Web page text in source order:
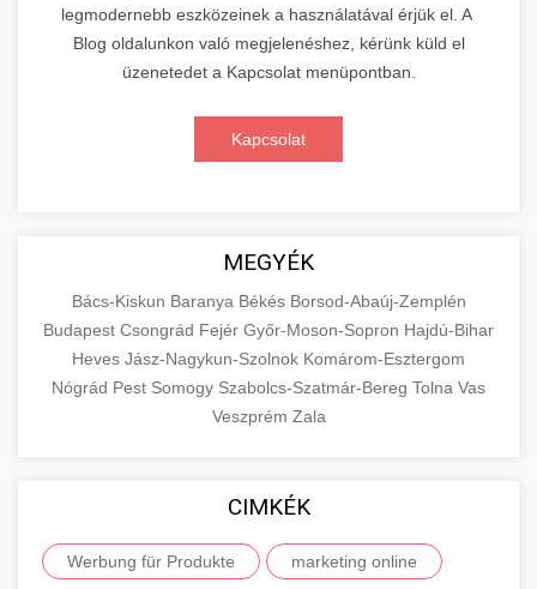
legmodernebb eszközeinek a használatával érjük el. A
Blog oldalunkon való megjelenéshez, kérünk küld el
üzenetedet a Kapcsolat menüpontban.
Kapcsolat
MEGYÉK
Bács-Kiskun Baranya Békés Borsod-Abaúj-Zemplén
Budapest Csongrád Fejér Győr-Moson-Sopron Hajdú-Bihar
Heves Jász-Nagykun-Szolnok Komárom-Esztergom
Nógrád Pest Somogy Szabolcs-Szatmár-Bereg Tolna Vas
Veszprém Zala
CIMKÉK
Werbung für Produkte marketing online